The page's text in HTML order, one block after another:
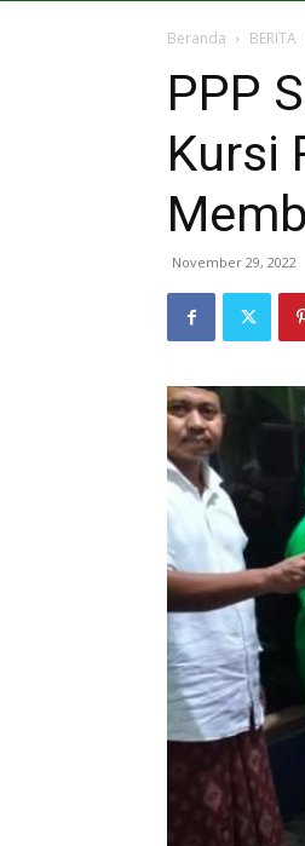
Beranda BERITA
PPP
Kursi
November 29, 2022